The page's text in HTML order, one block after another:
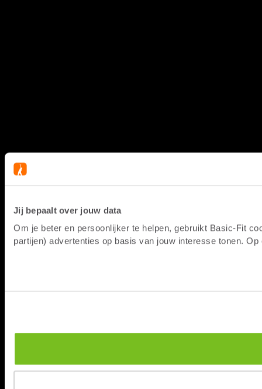
Jij bepaalt over jouw data
Om je beter en persoonlijker te helpen, gebruikt Basic-Fit
partijen) advertenties op basis van jouw interesse tonen.